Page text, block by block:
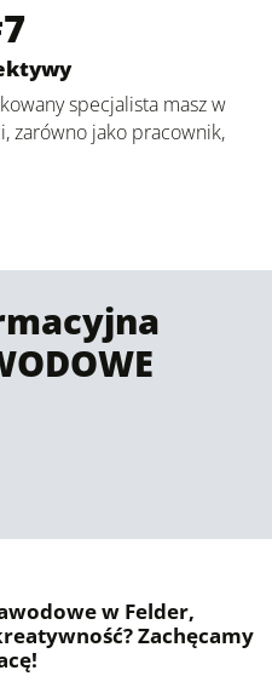
specjalista masz w
zarówno jako pracownik,
w Felder,
Zachęcamy